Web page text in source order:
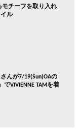
モチーフを取り入れ
ル
んが7/19(Sun)OAの
でVIVIENNE TAMを着